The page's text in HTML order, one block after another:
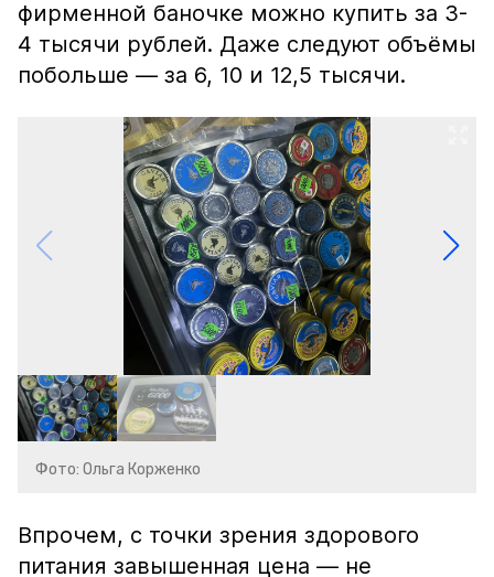
фирменной баночке можно купить за 3-
4 тысячи рублей. Даже следуют объёмы
побольше — за 6, 10 и 12,5 тысячи.
Фото: Ольга Корженко
Впрочем, с точки зрения здорового
питания завышенная цена — не